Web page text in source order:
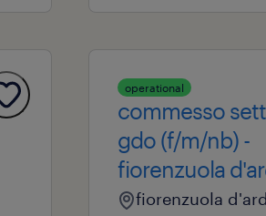
operational
commesso
gdo (f/m/nb) -
fiorenzuola
fiorenzuola